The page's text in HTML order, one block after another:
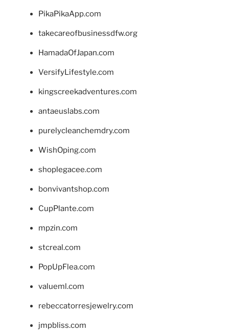
PikaPikaApp.com
takecareofbusinessdfw.org
HamadaOfJapan.com
VersifyLifestyle.com
kingscreekadventures.com
antaeuslabs.com
purelycleanchemdry.com
WishOping.com
shoplegacee.com
bonvivantshop.com
CupPlante.com
mpzin.com
stcreal.com
PopUpFlea.com
valueml.com
rebeccatorresjewelry.com
jmpbliss.com